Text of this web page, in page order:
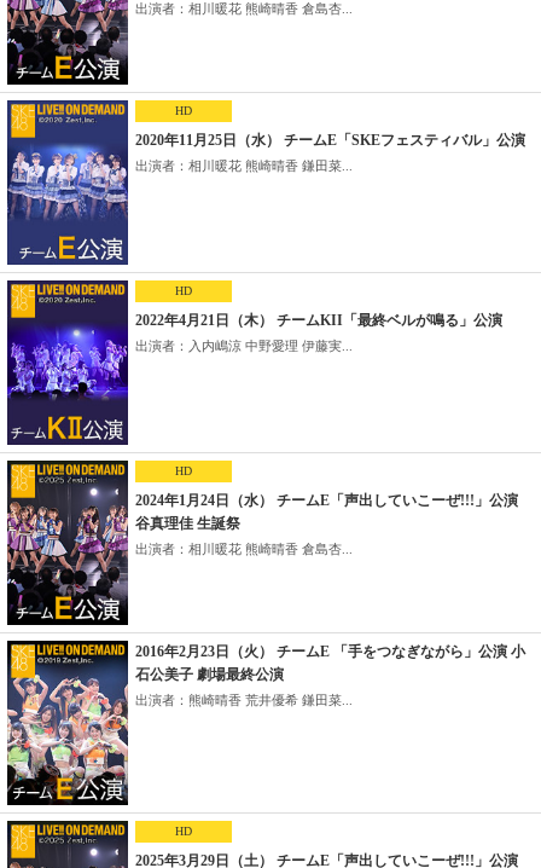
出演者：相川暖花 熊崎晴香 倉島杏...
HD
2020年11月25日（水） チームE「SKEフェスティバル」公演
出演者：相川暖花 熊崎晴香 鎌田菜...
HD
2022年4月21日（木） チームKII「最終ベルが鳴る」公演
出演者：入内嶋涼 中野愛理 伊藤実...
HD
2024年1月24日（水） チームE「声出していこーぜ!!!」公演
谷真理佳 生誕祭
出演者：相川暖花 熊崎晴香 倉島杏...
2016年2月23日（火） チームE 「手をつなぎながら」公演 小
石公美子 劇場最終公演
出演者：熊崎晴香 荒井優希 鎌田菜...
HD
2025年3月29日（土） チームE「声出していこーぜ!!!」公演